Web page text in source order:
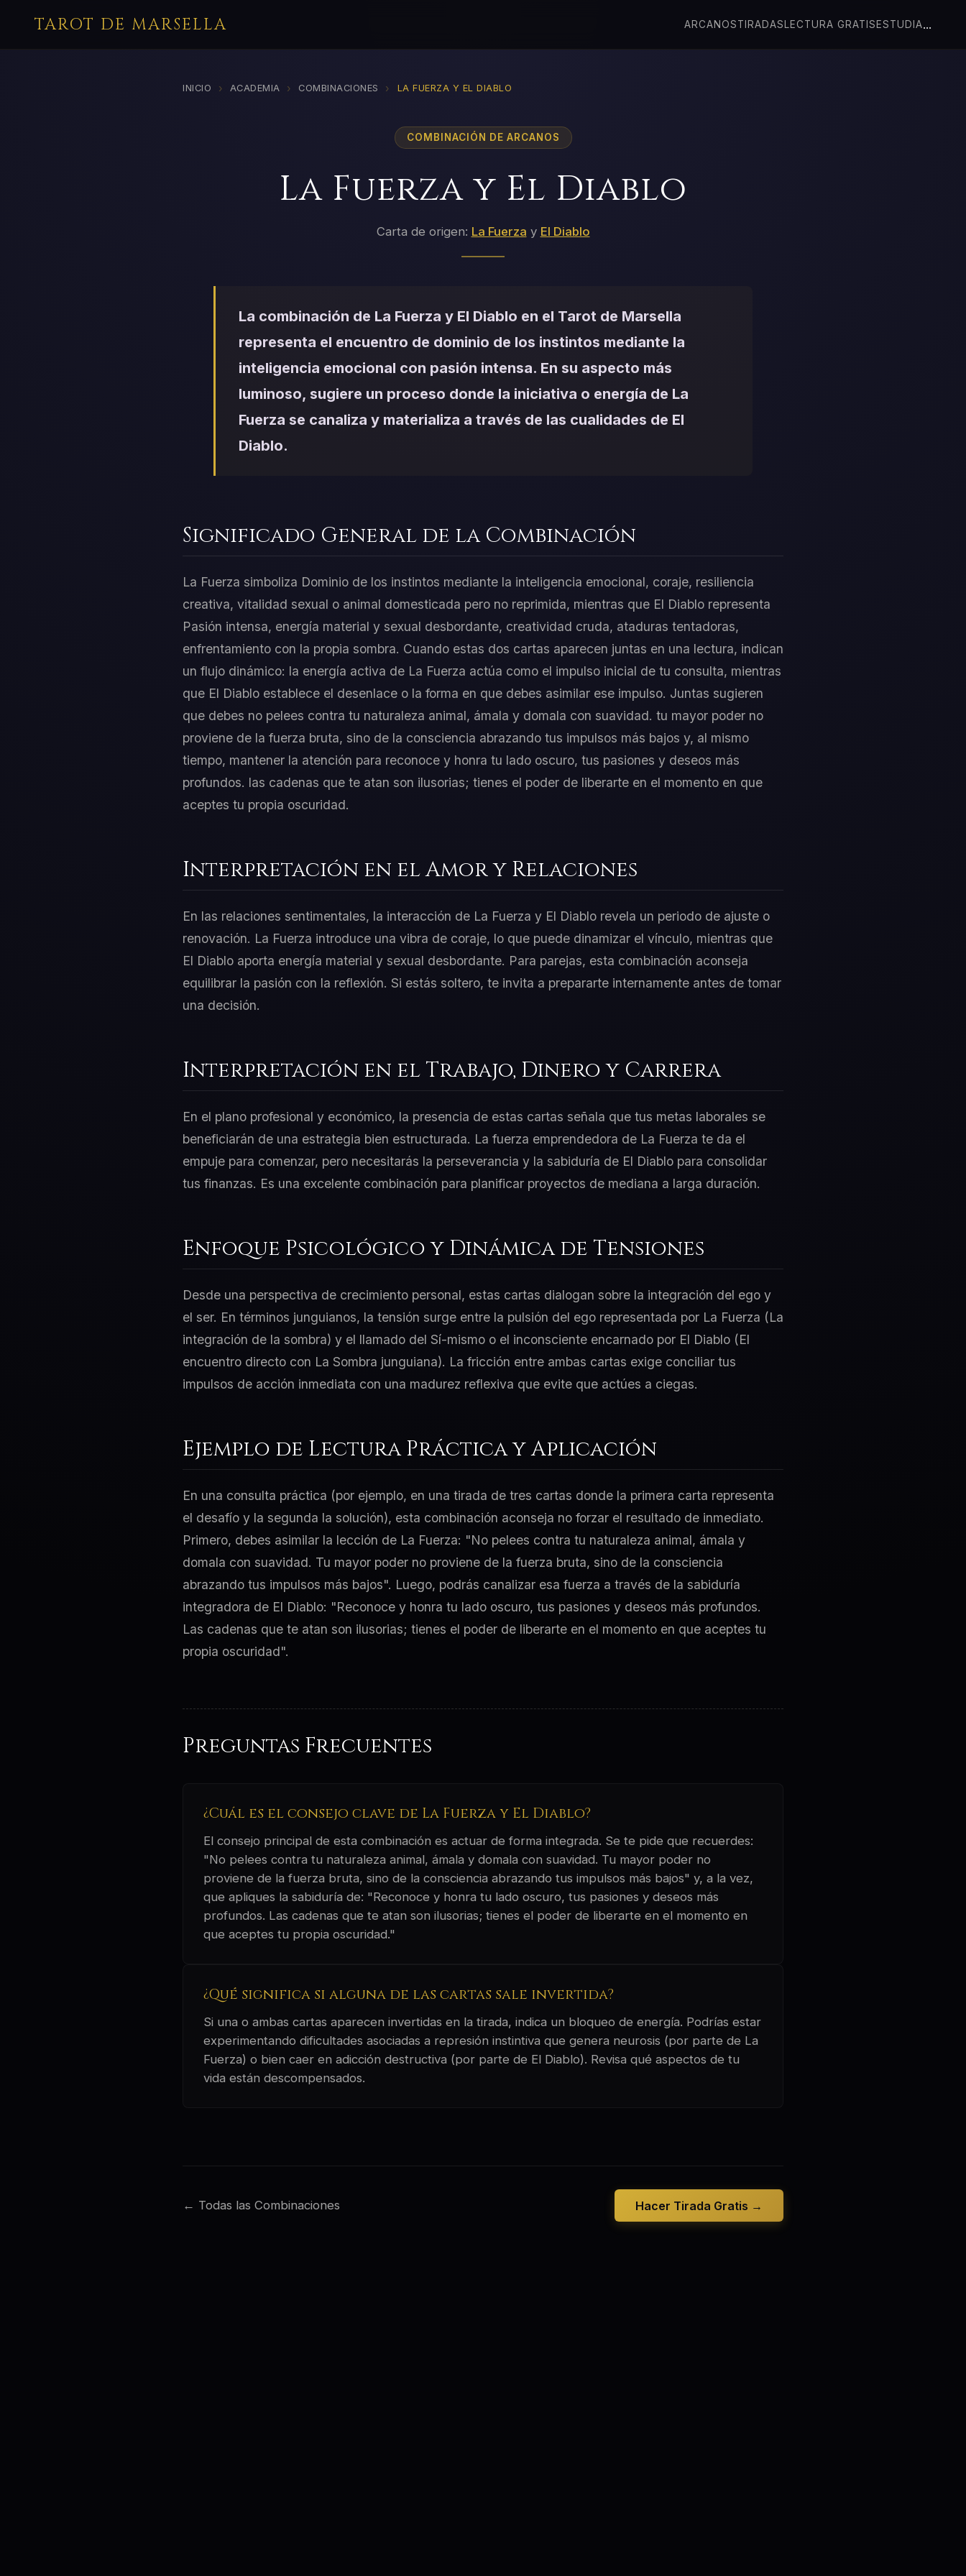
TAROT DE MARSELLA ARCANOSTIRADAS LECTURA GRATIS ESTUDIA...
INICIO › ACADEMIA › COMBINACIONES › LA FUERZA Y EL DIABLO
COMBINACIÓN DE ARCANOS
La Fuerza y El Diablo
Carta de origen: La Fuerza y El Diablo
La combinación de La Fuerza y El Diablo en el Tarot de Marsella
representa el encuentro de dominio de los instintos mediante la
inteligencia emocional con pasión intensa. En su aspecto más
luminoso, sugiere un proceso donde la iniciativa o energía de La
Fuerza se canaliza y materializa a través de las cualidades de El
Diablo.
Significado General de la Combinación
La Fuerza simboliza Dominio de los instintos mediante la inteligencia emocional, coraje, resiliencia
creativa, vitalidad sexual o animal domesticada pero no reprimida, mientras que El Diablo representa
Pasión intensa, energía material y sexual desbordante, creatividad cruda, ataduras tentadoras,
enfrentamiento con la propia sombra. Cuando estas dos cartas aparecen juntas en una lectura, indican
un flujo dinámico: la energía activa de La Fuerza actúa como el impulso inicial de tu consulta, mientras
que El Diablo establece el desenlace o la forma en que debes asimilar ese impulso. Juntas sugieren
que debes no pelees contra tu naturaleza animal, ámala y domala con suavidad. tu mayor poder no
proviene de la fuerza bruta, sino de la consciencia abrazando tus impulsos más bajos y, al mismo
tiempo, mantener la atención para reconoce y honra tu lado oscuro, tus pasiones y deseos más
profundos. las cadenas que te atan son ilusorias; tienes el poder de liberarte en el momento en que
aceptes tu propia oscuridad.
Interpretación en el Amor y Relaciones
En las relaciones sentimentales, la interacción de La Fuerza y El Diablo revela un periodo de ajuste o
renovación. La Fuerza introduce una vibra de coraje, lo que puede dinamizar el vínculo, mientras que
El Diablo aporta energía material y sexual desbordante. Para parejas, esta combinación aconseja
equilibrar la pasión con la reflexión. Si estás soltero, te invita a prepararte internamente antes de tomar
una decisión.
Interpretación en el Trabajo, Dinero y Carrera
En el plano profesional y económico, la presencia de estas cartas señala que tus metas laborales se
beneficiarán de una estrategia bien estructurada. La fuerza emprendedora de La Fuerza te da el
empuje para comenzar, pero necesitarás la perseverancia y la sabiduría de El Diablo para consolidar
tus finanzas. Es una excelente combinación para planificar proyectos de mediana a larga duración.
Enfoque Psicológico y Dinámica de Tensiones
Desde una perspectiva de crecimiento personal, estas cartas dialogan sobre la integración del ego y
el ser. En términos junguianos, la tensión surge entre la pulsión del ego representada por La Fuerza (La
integración de la sombra) y el llamado del Sí-mismo o el inconsciente encarnado por El Diablo (El
encuentro directo con La Sombra junguiana). La fricción entre ambas cartas exige conciliar tus
impulsos de acción inmediata con una madurez reflexiva que evite que actúes a ciegas.
Ejemplo de Lectura Práctica y Aplicación
En una consulta práctica (por ejemplo, en una tirada de tres cartas donde la primera carta representa
el desafío y la segunda la solución), esta combinación aconseja no forzar el resultado de inmediato.
Primero, debes asimilar la lección de La Fuerza: "No pelees contra tu naturaleza animal, ámala y
domala con suavidad. Tu mayor poder no proviene de la fuerza bruta, sino de la consciencia
abrazando tus impulsos más bajos". Luego, podrás canalizar esa fuerza a través de la sabiduría
integradora de El Diablo: "Reconoce y honra tu lado oscuro, tus pasiones y deseos más profundos.
Las cadenas que te atan son ilusorias; tienes el poder de liberarte en el momento en que aceptes tu
propia oscuridad".
Preguntas Frecuentes
¿Cuál es el consejo clave de La Fuerza y El Diablo?
El consejo principal de esta combinación es actuar de forma integrada. Se te pide que recuerdes:
"No pelees contra tu naturaleza animal, ámala y domala con suavidad. Tu mayor poder no
proviene de la fuerza bruta, sino de la consciencia abrazando tus impulsos más bajos" y, a la vez,
que apliques la sabiduría de: "Reconoce y honra tu lado oscuro, tus pasiones y deseos más
profundos. Las cadenas que te atan son ilusorias; tienes el poder de liberarte en el momento en
que aceptes tu propia oscuridad."
¿Qué significa si alguna de las cartas sale invertida?
Si una o ambas cartas aparecen invertidas en la tirada, indica un bloqueo de energía. Podrías estar
experimentando dificultades asociadas a represión instintiva que genera neurosis (por parte de La
Fuerza) o bien caer en adicción destructiva (por parte de El Diablo). Revisa qué aspectos de tu
vida están descompensados.
← Todas las Combinaciones Hacer Tirada Gratis →